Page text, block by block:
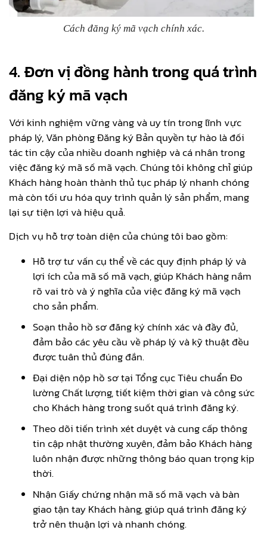
Cách đăng ký mã vạch chính xác.
4. Đơn vị đồng hành trong quá trình
đăng ký mã vạch
Với kinh nghiệm vững vàng và uy tín trong lĩnh vực
pháp lý, Văn phòng Đăng ký Bản quyền tự hào là đối
tác tin cậy của nhiều doanh nghiệp và cá nhân trong
việc đăng ký mã số mã vạch. Chúng tôi không chỉ giúp
Khách hàng hoàn thành thủ tục pháp lý nhanh chóng
mà còn tối ưu hóa quy trình quản lý sản phẩm, mang
lại sự tiện lợi và hiệu quả.
Dịch vụ hỗ trợ toàn diện của chúng tôi bao gồm:
Hỗ trợ tư vấn cụ thể về các quy định pháp lý và
lợi ích của mã số mã vạch, giúp Khách hàng nắm
rõ vai trò và ý nghĩa của việc đăng ký mã vạch
cho sản phẩm.
Soạn thảo hồ sơ đăng ký chính xác và đầy đủ,
đảm bảo các yêu cầu về pháp lý và kỹ thuật đều
được tuân thủ đúng đắn.
Đại diện nộp hồ sơ tại Tổng cục Tiêu chuẩn Đo
lường Chất lượng, tiết kiệm thời gian và công sức
cho Khách hàng trong suốt quá trình đăng ký.
Theo dõi tiến trình xét duyệt và cung cấp thông
tin cập nhật thường xuyên, đảm bảo Khách hàng
luôn nhận được những thông báo quan trọng kịp
thời.
Nhận Giấy chứng nhận mã số mã vạch và bàn
giao tận tay Khách hàng, giúp quá trình đăng ký
trở nên thuận lợi và nhanh chóng.